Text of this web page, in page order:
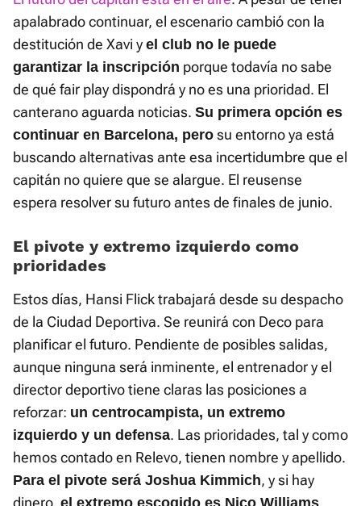
apalabrado continuar, el escenario cambió con la
destitución de Xavi y el club no le puede
garantizar la inscripción porque todavía no sabe
de qué fair play dispondrá y no es una prioridad. El
canterano aguarda noticias. Su primera opción es
continuar en Barcelona, pero su entorno ya está
buscando alternativas ante esa incertidumbre que el
capitán no quiere que se alargue. El reusense
espera resolver su futuro antes de finales de junio.
El pivote y extremo izquierdo como
prioridades
Estos días, Hansi Flick trabajará desde su despacho
de la Ciudad Deportiva. Se reunirá con Deco para
planificar el futuro. Pendiente de posibles salidas,
aunque ninguna será inminente, el entrenador y el
director deportivo tiene claras las posiciones a
reforzar: un centrocampista, un extremo
izquierdo y un defensa. Las prioridades, tal y como
hemos contado en Relevo, tienen nombre y apellido.
Para el pivote será Joshua Kimmich, y si hay
dinero,
.